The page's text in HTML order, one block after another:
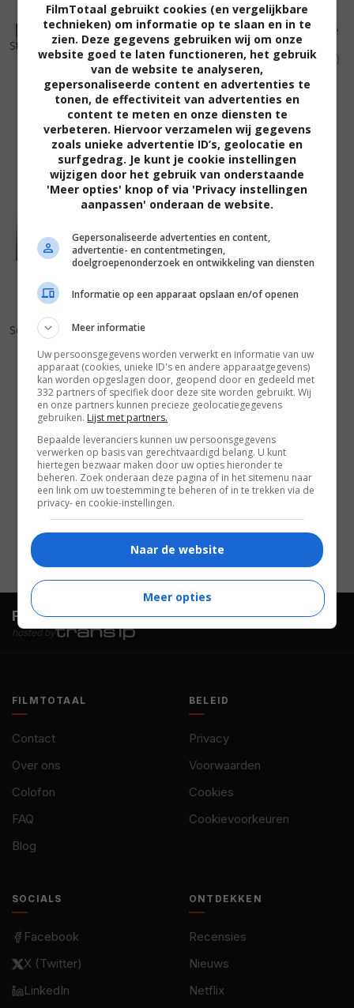
,3
Stealing Beauty (1996) 4,2
Code Name: Wolverine (1996)
,2
Scorta, La (1993)
FilmTotaal.Hét online filmoverzicht.
hosted by
FILMTOTAAL
Contact
Over ons
Colofon
FAQ
Blog
BELEID
Privacy
Voorwaarden
Cookies
Cookievoorkeuren
SOCIALS
Facebook
X (Twitter)
LinkedIn
ONTDEKKEN
Recensies
Nieuws
Netflix
FilmTotaal gebruikt cookies (en vergelijkbare
technieken) om informatie op te slaan en in te
zien. Deze gegevens gebruiken wij om onze
website goed te laten functioneren, het gebruik
van de website te analyseren,
gepersonaliseerde content en advertenties te
tonen, de effectiviteit van advertenties en
content te meten en onze diensten te
verbeteren. Hiervoor verzamelen wij gegevens
zoals unieke advertentie ID’s, geolocatie en
surfgedrag. Je kunt je cookie instellingen
wijzigen door het gebruik van onderstaande
'Meer opties' knop of via 'Privacy instellingen
aanpassen' onderaan de website.
Gepersonaliseerde advertenties en content,
advertentie- en contentmetingen,
doelgroepenonderzoek en ontwikkeling van diensten
Informatie op een apparaat opslaan en/of openen
Meer informatie
Uw persoonsgegevens worden verwerkt en informatie van uw
apparaat (cookies, unieke ID's en andere apparaatgegevens)
kan worden opgeslagen door, geopend door en gedeeld met
332 partners of specifiek door deze site worden gebruikt. Wij
en onze partners kunnen precieze geolocatiegegevens
gebruiken. Lijst met partners.
Bepaalde leveranciers kunnen uw persoonsgegevens
verwerken op basis van gerechtvaardigd belang. U kunt
hiertegen bezwaar maken door uw opties hieronder te
beheren. Zoek onderaan deze pagina of in het sitemenu naar
een link om uw toestemming te beheren of in te trekken via de
privacy- en cookie-instellingen.
Naar de website
Meer opties